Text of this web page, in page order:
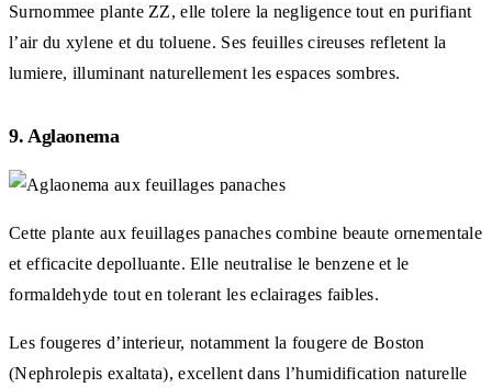
Surnommee plante ZZ, elle tolere la negligence tout en purifiant
l’air du xylene et du toluene. Ses feuilles cireuses refletent la
lumiere, illuminant naturellement les espaces sombres.
9. Aglaonema
Cette plante aux feuillages panaches combine beaute ornementale
et efficacite depolluante. Elle neutralise le benzene et le
formaldehyde tout en tolerant les eclairages faibles.
Les fougeres d’interieur, notamment la fougere de Boston
(Nephrolepis exaltata), excellent dans l’humidification naturelle